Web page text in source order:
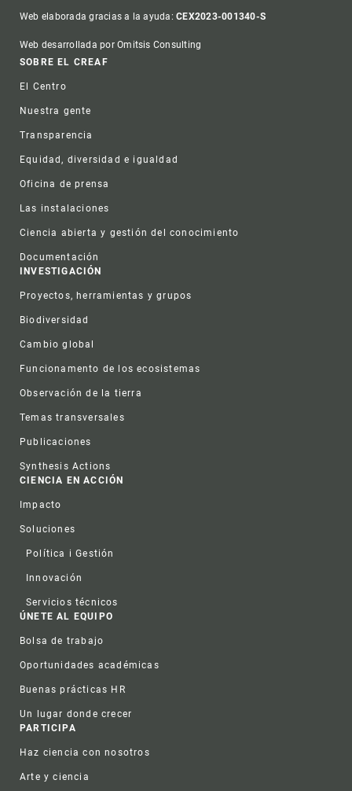
Web elaborada gracias a la ayuda:CEX2023-001340-S
Web desarrollada por Omitsis Consulting
Footer
SOBRE EL CREAF
El Centro
Nuestra gente
Transparencia
Equidad, diversidad e igualdad
Oficina de prensa
Las instalaciones
Ciencia abierta y gestión del conocimiento
Documentación
INVESTIGACIÓN
Proyectos, herramientas y grupos
Biodiversidad
Cambio global
Funcionamento de los ecosistemas
Observación de la tierra
Temas transversales
Publicaciones
Synthesis Actions
CIENCIA EN ACCIÓN
Impacto
Soluciones
Política i Gestión
Innovación
Servicios técnicos
ÚNETE AL EQUIPO
Bolsa de trabajo
Oportunidades académicas
Buenas prácticas HR
Un lugar donde crecer
PARTICIPA
Haz ciencia con nosotros
Arte y ciencia